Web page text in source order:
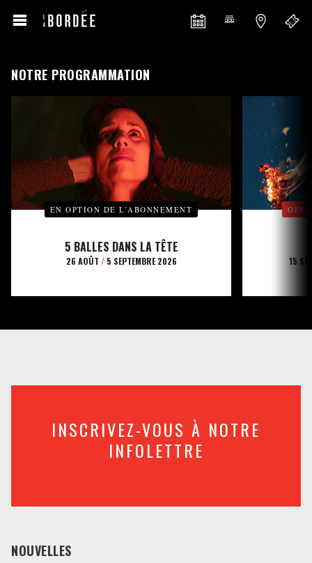
NOTRE PROGRAMMATION
EN OPTION DE L’ABONNEMENT
5 BALLES DANS LA TÊTE
26 AOÛT /5 SEPTEMBRE 2026 15
INSCRIVEZ-VOUS À NOTRE
INFOLETTRE
NOUVELLES